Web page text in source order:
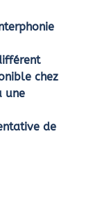
chez
une
de